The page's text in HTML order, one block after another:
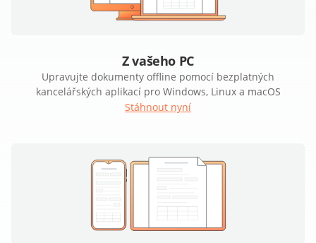
Z vašeho PC
Upravujte dokumenty offline pomocí bezplatných
kancelářských aplikací pro Windows, Linux a macOS
Stáhnout nyní